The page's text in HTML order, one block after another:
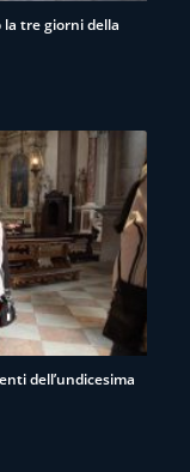
tre giorni della
dell’undicesima